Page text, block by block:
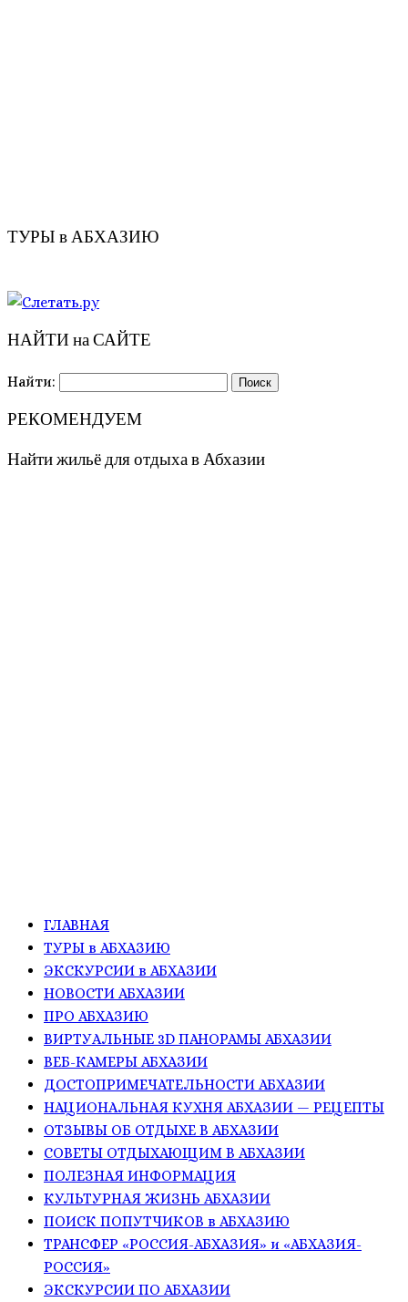
ТУРЫ в АБХАЗИЮ
НАЙТИ на САЙТЕ
Найти:
РЕКОМЕНДУЕМ
Найти жильё для отдыха в Абхазии
ГЛАВНАЯ
ТУРЫ в АБХАЗИЮ
ЭКСКУРСИИ в АБХАЗИИ
НОВОСТИ АБХАЗИИ
ПРО АБХАЗИЮ
ВИРТУАЛЬНЫЕ 3D ПАНОРАМЫ АБХАЗИИ
ВЕБ-КАМЕРЫ АБХАЗИИ
ДОСТОПРИМЕЧАТЕЛЬНОСТИ АБХАЗИИ
НАЦИОНАЛЬНАЯ КУХНЯ АБХАЗИИ — РЕЦЕПТЫ
ОТЗЫВЫ ОБ ОТДЫХЕ В АБХАЗИИ
СОВЕТЫ ОТДЫХАЮЩИМ В АБХАЗИИ
ПОЛЕЗНАЯ ИНФОРМАЦИЯ
КУЛЬТУРНАЯ ЖИЗНЬ АБХАЗИИ
ПОИСК ПОПУТЧИКОВ в АБХАЗИЮ
ТРАНСФЕР «РОССИЯ-АБХАЗИЯ» и «АБХАЗИЯ-
РОССИЯ»
ЭКСКУРСИИ ПО АБХАЗИИ